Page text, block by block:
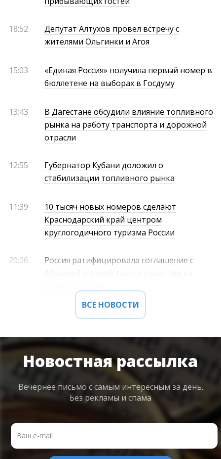
18:52
Депутат Алтухов провел встречу с
жителями Ольгинки и Агоя
15:03
«Единая Россия» получила первый номер в
бюллетене на выборах в Госдуму
13:43
В Дагестане обсудили влияние топливного
рынка на работу транспорта и дорожной
отрасли
12:55
Губернатор Кубани доложил о
стабилизации топливного рынка
11:39
10 тысяч новых номеров сделают
Краснодарский край центром
круглогодичного туризма России
20:06
Россия ратифицировала соглашение с
ВСЕ НОВОСТИ
Новостная рассылка
Вечернее письмо с самым интересным за день.
Без рекламы и спама